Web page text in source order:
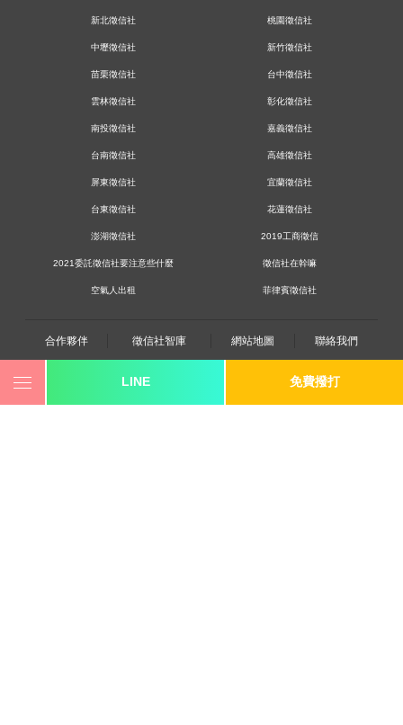
LINE 免費撥打
新北徵信社 桃園徵信社
中壢徵信社 新竹徵信社
苗栗徵信社 台中徵信社
雲林徵信社 彰化徵信社
南投徵信社 嘉義徵信社
台南徵信社 高雄徵信社
屏東徵信社 宜蘭徵信社
台東徵信社 花蓮徵信社
澎湖徵信社 2019工商徵信
2021委託徵信社要注意些什麼 徵信社在幹嘛
空氣人出租 菲律賓徵信社
合作夥伴 徵信社智庫 網站地圖 聯絡我們
0800-250-555 revote990109@gmail.com
youtube twitter facebook line